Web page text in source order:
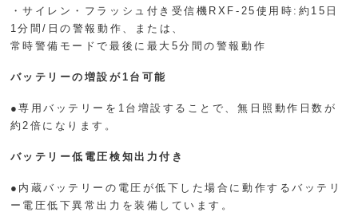
・サイレン・フラッシュ付き受信機RXF-25使用時:約15日
1分間/日の警報動作、または、
常時警備モードで最後に最大5分間の警報動作
バッテリーの増設が1台可能
●専用バッテリーを1台増設することで、無日照動作日数が
約2倍になります。
バッテリー低電圧検知出力付き
●内蔵バッテリーの電圧が低下した場合に動作するバッテリ
ー電圧低下異常出力を装備しています。